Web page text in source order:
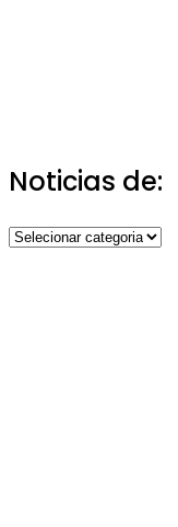
Noticias de:
Noticias